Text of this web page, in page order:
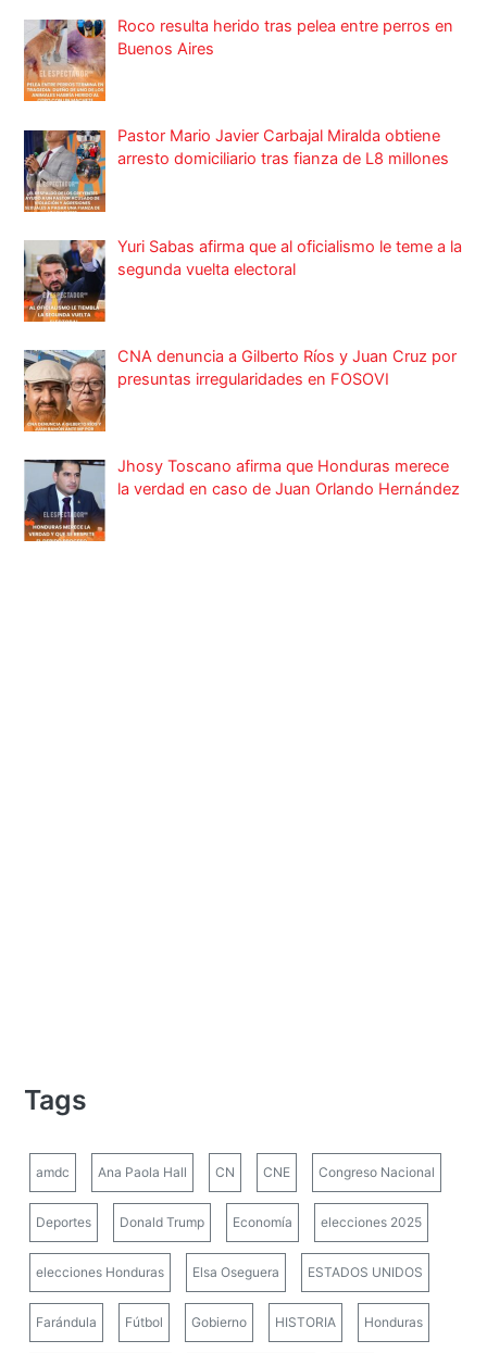
Roco resulta herido tras pelea entre perros en
Buenos Aires
Pastor Mario Javier Carbajal Miralda obtiene
arresto domiciliario tras fianza de L8 millones
Yuri Sabas afirma que al oficialismo le teme a la
segunda vuelta electoral
CNA denuncia a Gilberto Ríos y Juan Cruz por
presuntas irregularidades en FOSOVI
Jhosy Toscano afirma que Honduras merece
la verdad en caso de Juan Orlando Hernández
Tags
amdc Ana Paola Hall CN CNE Congreso Nacional
Deportes Donald Trump Economía elecciones 2025
elecciones Honduras Elsa Oseguera ESTADOS UNIDOS
Farándula Fútbol Gobierno HISTORIA Honduras